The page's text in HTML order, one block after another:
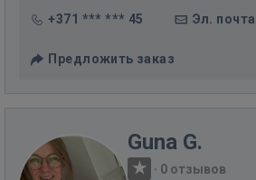
+371 *** *** 45 Эл. почта
Предложить заказ
Guna G.
· 0 отзывов